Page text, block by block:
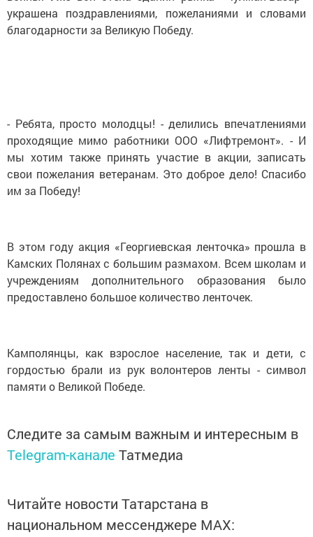
украшена поздравлениями, пожеланиями и словами
благодарности за Великую Победу.
- Ребята, просто молодцы! - делились впечатлениями
проходящие мимо работники ООО «Лифтремонт». - И
мы хотим также принять участие в акции, записать
свои пожелания ветеранам. Это доброе дело! Спасибо
им за Победу!
В этом году акция «Георгиевская ленточка» прошла в
Камских Полянах с большим размахом. Всем школам и
учреждениям дополнительного образования было
предоставлено большое количество ленточек.
Камполянцы, как взрослое население, так и дети, с
гордостью брали из рук волонтеров ленты - символ
памяти о Великой Победе.
Следите за самым важным и интересным в
Telegram-канале Татмедиа
Читайте новости Татарстана в
национальном мессенджере MАХ: